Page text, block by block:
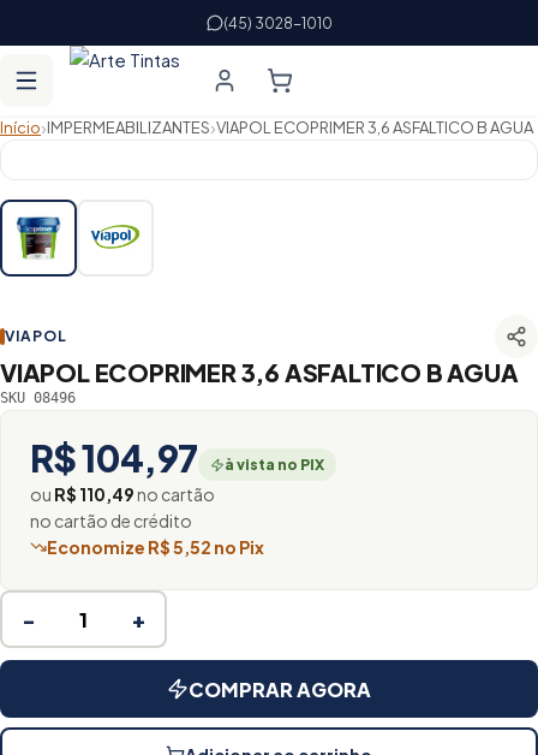
(45) 3028-1010
Início›IMPERMEABILIZANTES›VIAPOL ECOPRIMER 3,6 ASFALTICO B AGUA
VIAPOL
VIAPOL ECOPRIMER 3,6 ASFALTICO B AGUA
SKU 08496
R$ 104,97 à vista no PIX
ou R$ 110,49no cartão
no cartão de crédito
Economize R$ 5,52 no Pix
− +
COMPRAR AGORA